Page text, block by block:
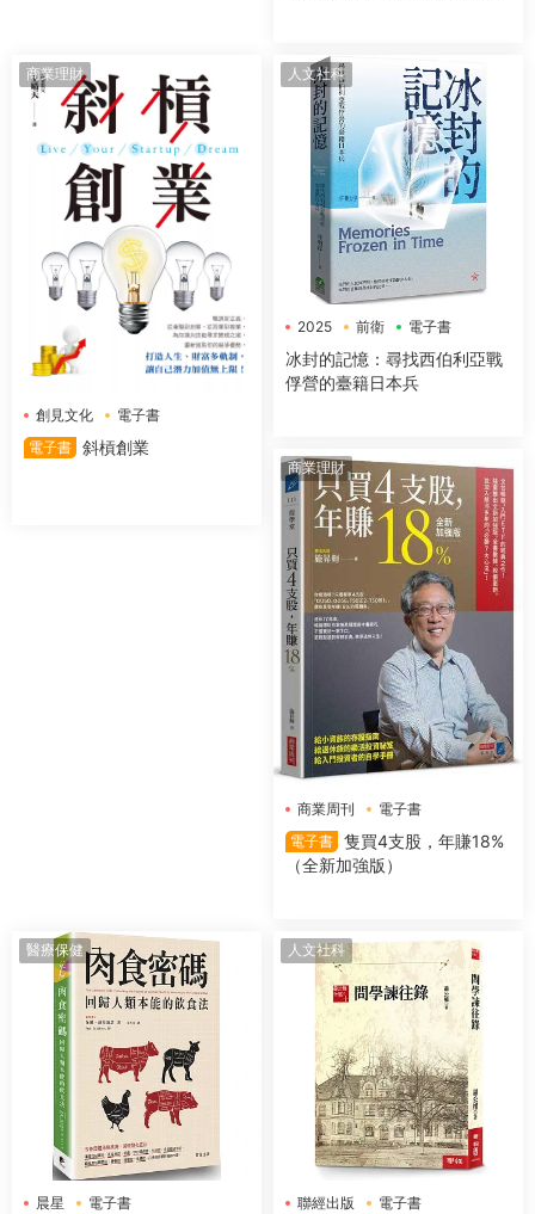
商業理財
創見文化
電子書
電子書 斜槓創業
人文社科
2025 前衛 電子書
冰封的記憶：尋找西伯利亞戰
俘營的臺籍日本兵
商業理財
商業周刊
電子書
電子書 隻買4支股，年賺18%
（全新加強版）
醫療保健
晨星 電子書
人文社科
聯經出版 電子書